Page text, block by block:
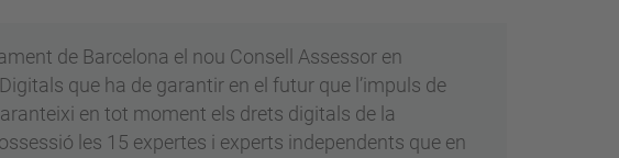
de Barcelona el nou Consell Assessor en
que ha de garantir en el futur que l’impuls de
en tot moment els drets digitals de la
les 15 expertes i experts independents que en